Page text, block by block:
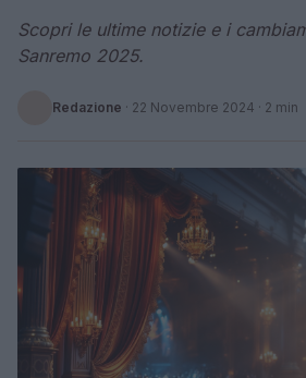
Scopri le ultime notizie e i
Sanremo 2025.
Redazione · 22 Novembre 2024 · 2 min